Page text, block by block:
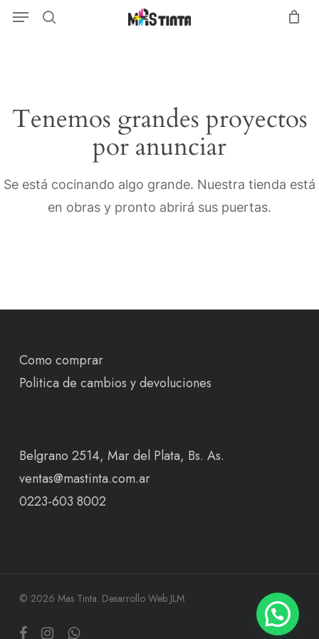
SkipMenu
Tenemos grandes proyectos
por anunciar
Se está cocinando algo grande. Nuestra tienda está
en obras y pronto abrirá sus puertas.
Como comprar
Politica de cambios y devoluciones
Belgrano 2514, Mar del Plata, Bs. As.
ventas@mastinta.com.ar
0223-603 8002
© 2026 Mas Tinta. Desarrollo Web JLM
facebookinstagramwhatsapp
Menu